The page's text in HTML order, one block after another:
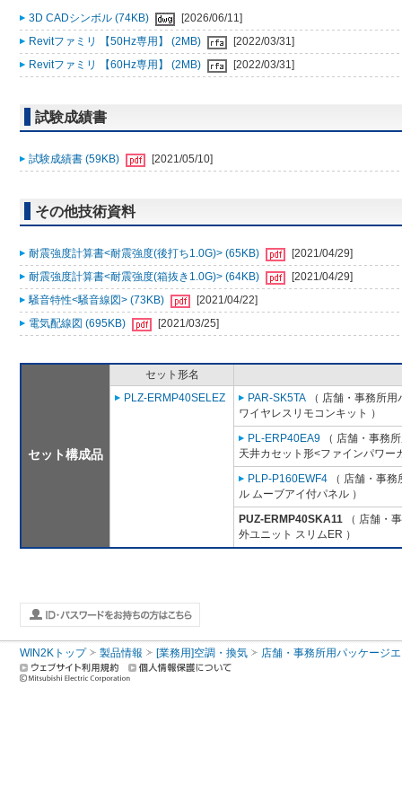
3D CADシンボル (74KB)
[2026/06/11]
Revitファミリ 【50Hz専用】 (2MB)
[2022/03/31]
Revitファミリ 【60Hz専用】 (2MB)
[2022/03/31]
試験成績書
試験成績書 (59KB) [2021/05/10]
その他技術資料
耐震強度計算書<耐震強度(後打ち1.0G)> (65KB)
[2021/04/29]
耐震強度計算書<耐震強度(箱抜き1.0G)> (64KB)
[2021/04/29]
騒音特性<騒音線図> (73KB)
[2021/04/22]
電気配線図 (695KB)
[2021/03/25]
セット構成品
セット形名
PLZ-ERMP40SELEZ
PAR-SK5TA （ 店舗・事務所
ワイヤレスリモコンキット ）
PL-ERP40EA9 （ 店舗・事務
天井カセット形<ファインパワー
PLP-P160EWF4 （ 店舗・事
ル ムーブアイ付パネル ）
PUZ-ERMP40SKA11 （ 店舗・
外ユニット スリムER ）
WIN2Kトップ 製品情報 [業務用]空調・換気 店舗・事務所用パッケージ